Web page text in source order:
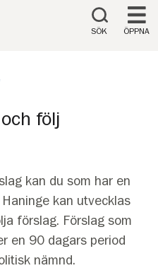
SÖK ÖPPNA
följ
kan du som har en
kan utvecklas
förslag. Förslag som
en 90 dagars period
nämnd.